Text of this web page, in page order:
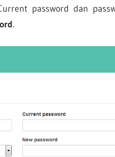
password dan
.